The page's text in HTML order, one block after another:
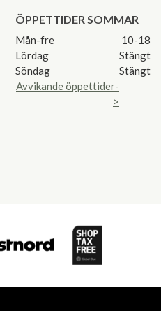
ÖPPETTIDER SOMMAR
Mån-fre
10-18
Lördag
Stängt
Söndag
Stängt
Avvikande öppettider-
>